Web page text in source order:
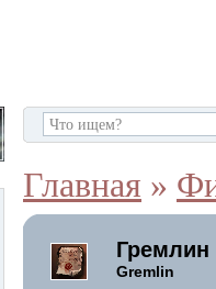
Главная »
Гремлин
Gremlin